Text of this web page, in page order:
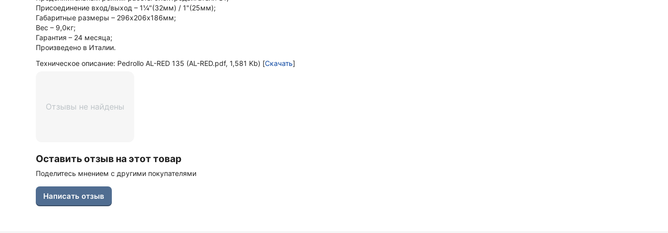
Присоединение вход/выход – 1¼"(32мм) / 1"(25мм);
Габаритные размеры – 296х206х186мм;
Вес – 9,0кг;
Гарантия – 24 месяца;
Произведено в Италии.
Техническое описание: Pedrollo AL-RED 135 (AL-RED.pdf, 1,581 Kb) [Скачать]
Отзывы не найдены
Оставить отзыв на этот товар
Поделитесь мнением с другими покупателями
Написать отзыв